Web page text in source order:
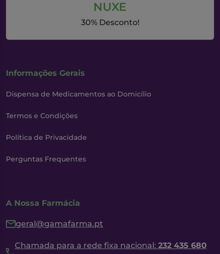
NUXE
30% Desconto!
Informações Gerais
Dispensa de Medicamentos ao Domicílio
Termos e Condições
Política de Privacidade
Perguntas Frequentes
A Nossa Farmácia
geral@gamafarma.pt
Chamada para a rede fixa nacional: 232 435 680